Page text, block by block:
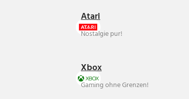
Atari
Nostalgie pur!
Xbox
Gaming ohne Grenzen!